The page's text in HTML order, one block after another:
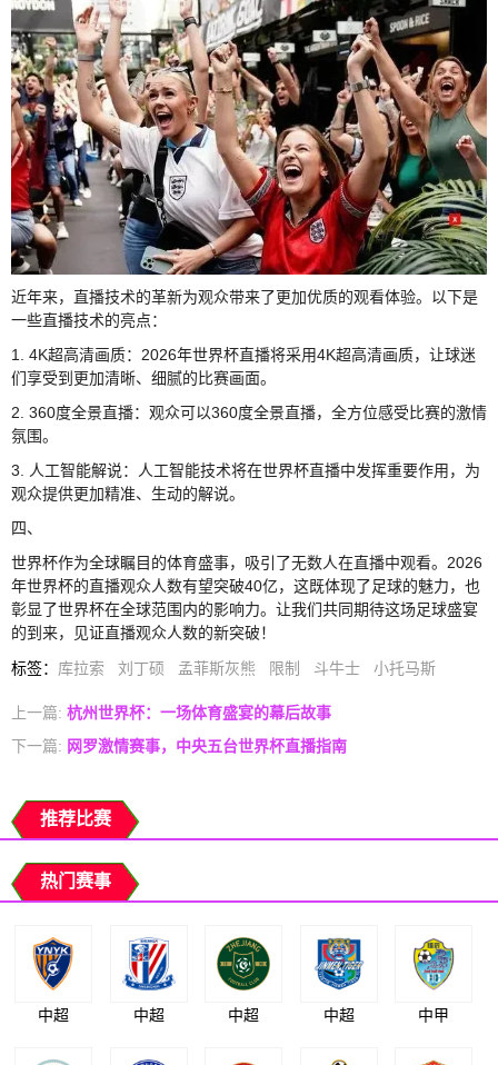
近年来，直播技术的革新为观众带来了更加优质的观看体验。以下是
一些直播技术的亮点：
1. 4K超高清画质：2026年世界杯直播将采用4K超高清画质，让球迷
们享受到更加清晰、细腻的比赛画面。
2. 360度全景直播：观众可以360度全景直播，全方位感受比赛的激情
氛围。
3. 人工智能解说：人工智能技术将在世界杯直播中发挥重要作用，为
观众提供更加精准、生动的解说。
四、
世界杯作为全球瞩目的体育盛事，吸引了无数人在直播中观看。2026
年世界杯的直播观众人数有望突破40亿，这既体现了足球的魅力，也
彰显了世界杯在全球范围内的影响力。让我们共同期待这场足球盛宴
的到来，见证直播观众人数的新突破！
标签： 库拉索 刘丁硕 孟菲斯灰熊 限制 斗牛士 小托马斯
上一篇: 杭州世界杯：一场体育盛宴的幕后故事
下一篇: 网罗激情赛事，中央五台世界杯直播指南
推荐比赛
热门赛事
中超 中超 中超 中超 中甲